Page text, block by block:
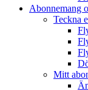
Abonnemang
Teckna
Mitt